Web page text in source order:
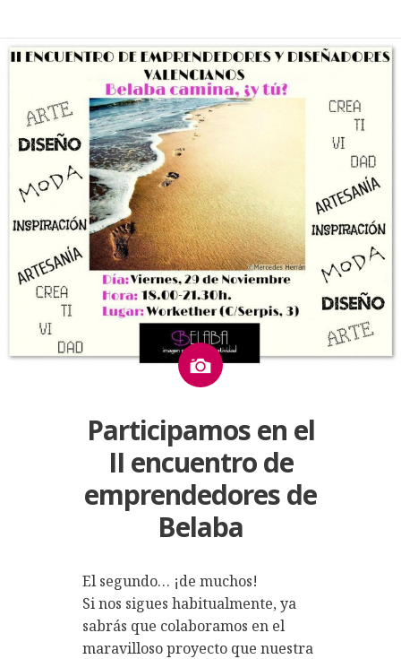
Imagen
Participamos en el
II encuentro de
emprendedores de
Belaba
El segundo… ¡de muchos!
Si nos sigues habitualmente, ya
sabrás que colaboramos en el
maravilloso proyecto que nuestra